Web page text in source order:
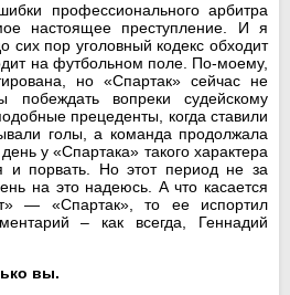
профессионального арбитра
настоящее преступление. И я
сих пор уголовный кодекс обходит
на футбольном поле. По-моему,
но «Спартак» сейчас не
побеждать вопреки судейскому
прецеденты, когда ставили
голы, а команда продолжала
у «Спартака» такого характера
и порвать. Но этот период не за
на это надеюсь. А что касается
— «Спартак», то ее испортил
– как всегда, Геннадий
вы.